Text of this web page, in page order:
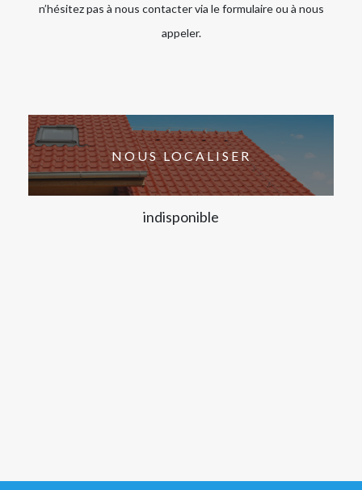
n’hésitez pas à nous contacter via le formulaire ou à nous
appeler.
NOUS LOCALISER
indisponible